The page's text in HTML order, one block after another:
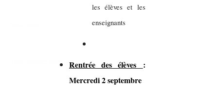
les élèves et les
enseignants
Rentrée des élèves :
Mercredi 2 septembre